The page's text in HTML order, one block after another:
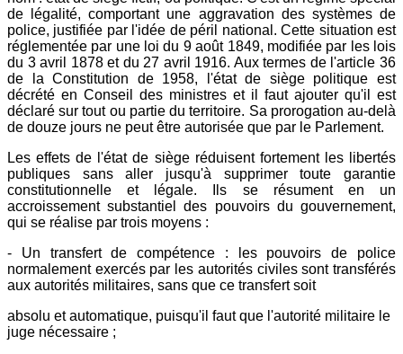
de légalité, comportant une aggravation des systèmes de
police, justifiée par l'idée de péril national. Cette situation est
réglementée par une loi du 9 août 1849, modifiée par les lois
du 3 avril 1878 et du 27 avril 1916. Aux termes de l'article 36
de la Constitution de 1958, l'état de siège politique est
décrété en Conseil des ministres et il faut ajouter qu'il est
déclaré sur tout ou partie du territoire. Sa prorogation au-delà
de douze jours ne peut être autorisée que par le Parlement.
Les effets de l'état de siège réduisent fortement les libertés
publiques sans aller jusqu'à supprimer toute garantie
constitutionnelle et légale. Ils se résument en un
accroissement substantiel des pouvoirs du gouvernement,
qui se réalise par trois moyens :
- Un transfert de compétence : les pouvoirs de police
normalement exercés par les autorités civiles sont transférés
aux autorités militaires, sans que ce transfert soit
absolu et automatique, puisqu'il faut que l'autorité militaire le
juge nécessaire ;